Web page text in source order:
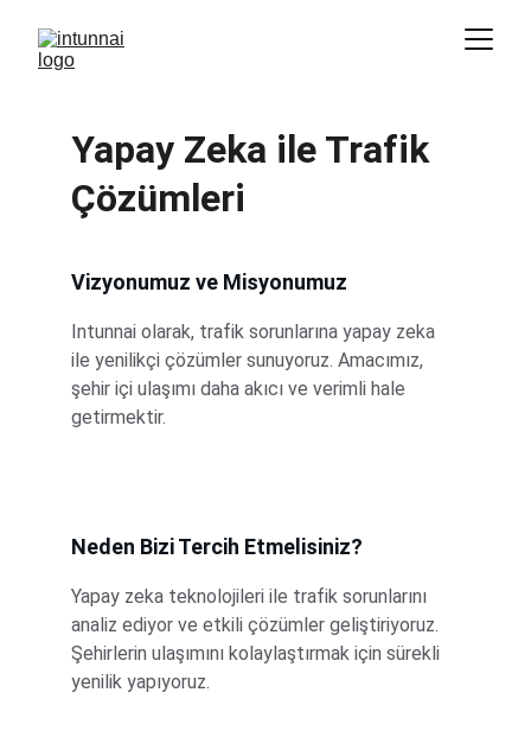
Yapay Zeka ile Trafik
Çözümleri
Intunnai olarak, trafik sorunlarına yapay zeka
ile yenilikçi çözümler sunuyoruz. Amacımız,
şehir içi ulaşımı daha akıcı ve verimli hale
getirmektir.
Vizyonumuz ve Misyonumuz
Neden Bizi Tercih Etmelisiniz?
Yapay zeka teknolojileri ile trafik sorunlarını
analiz ediyor ve etkili çözümler geliştiriyoruz.
Şehirlerin ulaşımını kolaylaştırmak için sürekli
yenilik yapıyoruz.